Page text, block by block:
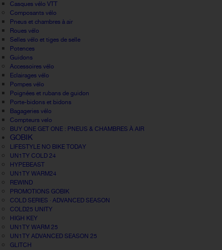
Casques vélo VTT
Composants vélo
Pneus et chambres à air
Roues vélo
Selles vélo et tiges de selle
Potences
Guidons
Accessoires vélo
Eclairages vélo
Pompes vélo
Poignées et rubans de guidon
Porte-bidons et bidons
Bagageries vélo
Compteurs velo
BUY ONE GET ONE : PNEUS & CHAMBRES À AIR
GOBIK
LIFESTYLE NO BIKE TODAY
UN1TY COLD 24
HYPEBEAST
UN1TY WARM24
REWIND
PROMOTIONS GOBIK
COLD SERIES · ADVANCED SEASON
COLD25 UNITY
HIGH KEY
UN1TY WARM 25
UN1TY ADVANCED SEASON 25
GLITCH